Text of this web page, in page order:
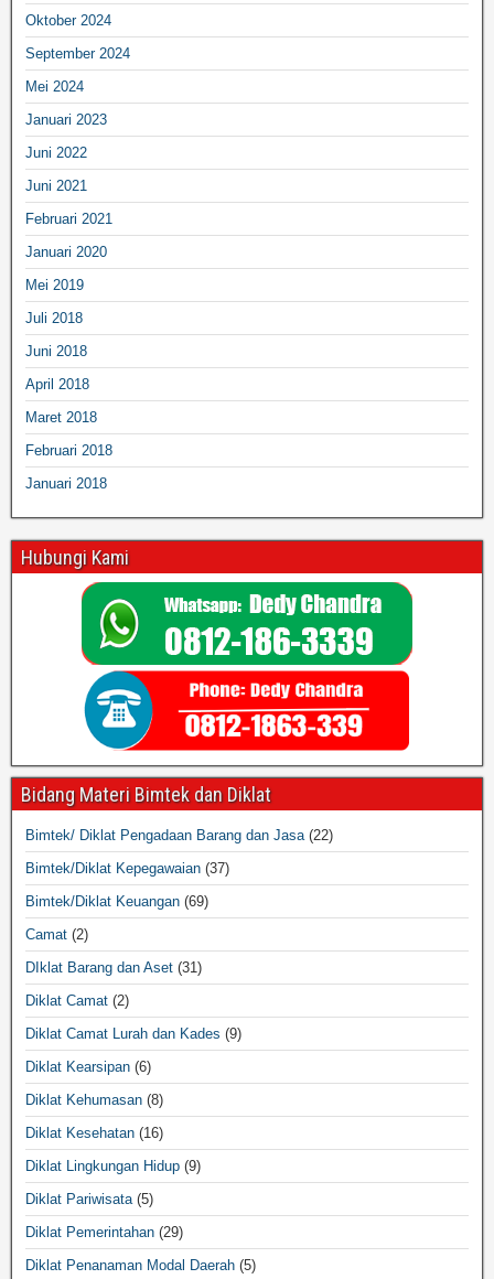
Oktober 2024
September 2024
Mei 2024
Januari 2023
Juni 2022
Juni 2021
Februari 2021
Januari 2020
Mei 2019
Juli 2018
Juni 2018
April 2018
Maret 2018
Februari 2018
Januari 2018
Hubungi Kami
Bidang Materi Bimtek dan Diklat
Bimtek/ Diklat Pengadaan Barang dan Jasa(22)
Bimtek/Diklat Kepegawaian (37)
Bimtek/Diklat Keuangan (69)
Camat (2)
DIklat Barang dan Aset (31)
Diklat Camat (2)
Diklat Camat Lurah dan Kades (9)
Diklat Kearsipan (6)
Diklat Kehumasan (8)
Diklat Kesehatan (16)
Diklat Lingkungan Hidup (9)
Diklat Pariwisata(5)
Diklat Pemerintahan (29)
Diklat Penanaman Modal Daerah (5)